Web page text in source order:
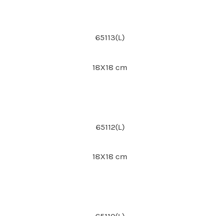
65113(L)
18X18 cm
65112(L)
18X18 cm